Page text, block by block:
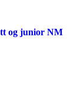
og junior NM